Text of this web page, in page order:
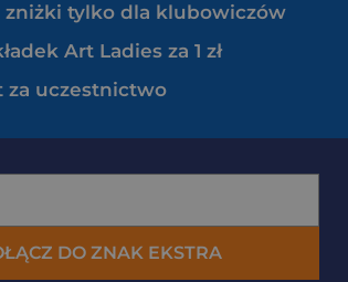
zniżki tylko dla klubowiczów
Art Ladies za 1 zł
za uczestnictwo
DO ZNAK EKSTRA